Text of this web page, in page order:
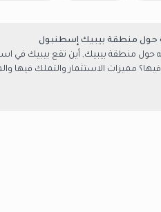
حول منطقة بيبيك إسطنبول
حول منطقة بيبيك, أين تقع بيبيك في
مميزات الاستثمار والتملك فيها